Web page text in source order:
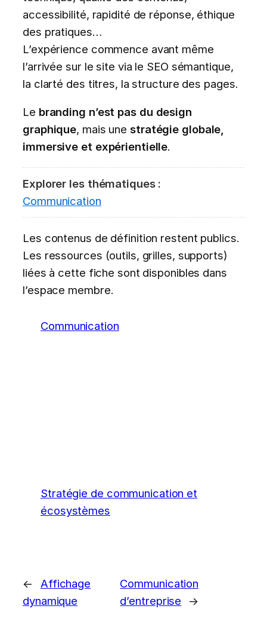
accessibilité, rapidité de réponse, éthique
des pratiques…
L’expérience commence avant même
l’arrivée sur le site via le SEO sémantique,
la clarté des titres, la structure des pages.
Le branding n’est pas du design
graphique, mais unestratégie globale,
immersive et expérientielle.
Explorer les thématiques :
Communication
Les contenus de définition restent publics.
Les ressources (outils, grilles, supports)
liées à cette fiche sont disponibles dans
l’espace membre.
Communication
Stratégie de communication et
écosystèmes
←
Affichage
dynamique
Communication
d’entreprise
→